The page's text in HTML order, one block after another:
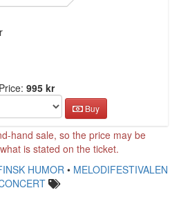
Price: 995 kr
Buy
hand sale, so the price may be
is stated on the ticket.
HUMOR • MELODIFESTIVALEN